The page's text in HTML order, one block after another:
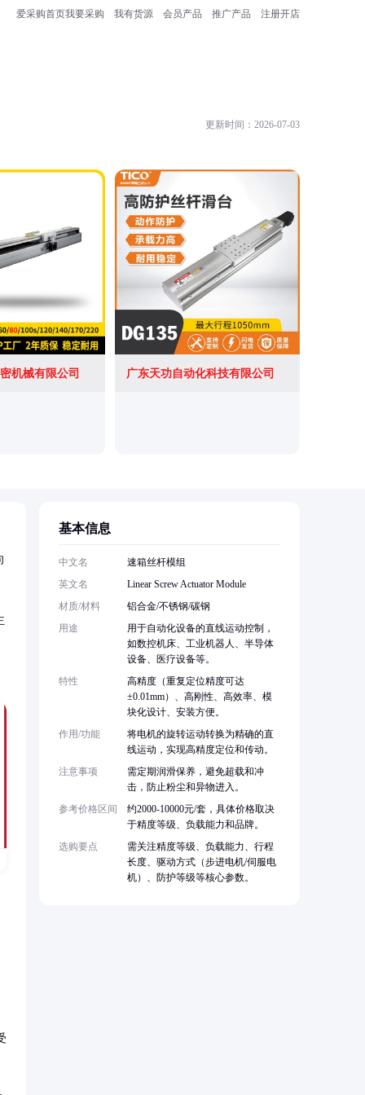
爱采购首页我要采购 我有货源 会员产品 推广产品 注册开店
更新时间：2026-07-03
机械有限公司 广东天功自动化科技有限公司
基本信息
中文名
速箱丝杆模组
英文名
Linear Screw Actuator Module
材质/材料
铝合金/不锈钢/碳钢
用途
用于自动化设备的直线运动控制，
如数控机床、工业机器人、半导体
设备、医疗设备等。
特性
高精度（重复定位精度可达
±0.01mm）、高刚性、高效率、模
块化设计、安装方便。
作用/功能
将电机的旋转运动转换为精确的直
线运动，实现高精度定位和传动。
注意事项
需定期润滑保养，避免超载和冲
击，防止粉尘和异物进入。
参考价格区间
约2000-10000元/套，具体价格取决
于精度等级、负载能力和品牌。
选购要点
需关注精度等级、负载能力、行程
长度、驱动方式（步进电机/伺服电
机）、防护等级等核心参数。